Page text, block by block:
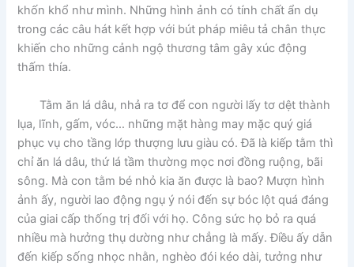
khốn khổ như mình. Những hình ảnh có tính chất ẩn dụ
trong các câu hát kết hợp với bút pháp miêu tả chân thực
khiến cho những cảnh ngộ thương tâm gây xúc động
thấm thía.
Tằm ăn lá dâu, nhả ra tơ để con người lấy tơ dệt thành
lụa, lĩnh, gấm, vóc… những mặt hàng may mặc quý giá
phục vụ cho tầng lớp thượng lưu giàu có. Đã là kiếp tằm thì
chỉ ăn lá dâu, thứ lá tầm thường mọc nơi đồng ruộng, bãi
sông. Mà con tằm bé nhỏ kia ăn được là bao? Mượn hình
ảnh ấy, người lao động ngụ ý nói đến sự bóc lột quá đáng
của giai cấp thống trị đối với họ. Công sức họ bỏ ra quá
nhiều mà hưởng thụ dường như chẳng là mấy. Điều ấy dẫn
đến kiếp sống nhọc nhằn, nghèo đói kéo dài, tưởng như